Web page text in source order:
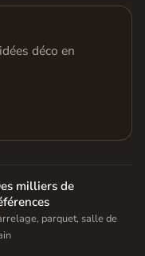
déco en
milliers de
parquet, salle de